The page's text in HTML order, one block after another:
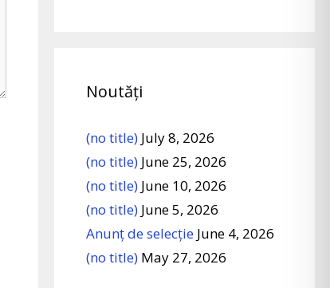
Noutăți
(no title) July 8, 2026
(no title) June 25, 2026
(no title) June 10, 2026
(no title) June 5, 2026
Anunț de selecție June 4, 2026
(no title) May 27, 2026